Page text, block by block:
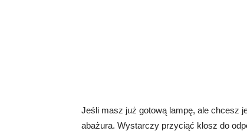
Jeśli masz już gotową lampę, ale chcesz
abażura. Wystarczy przyciąć klosz do